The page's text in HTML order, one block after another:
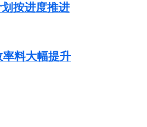
按进度推进
料大幅提升